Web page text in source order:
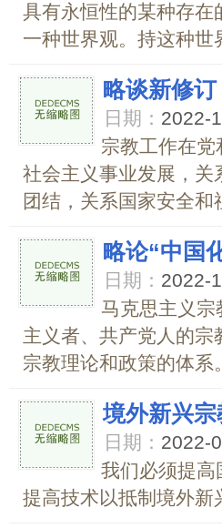
具有永恒性的某种存
一种世界观。持这种
略谈新修
日期： 2022-
宗教工作在
社会主义事业发展，
团结，关系国家安全和
略论“中国
日期： 2022-
马克思主义
主义者、共产党人的
宗教理论和政策的体系
境外新兴
日期： 2022-
我们必须提高
提高技术以抵制境外